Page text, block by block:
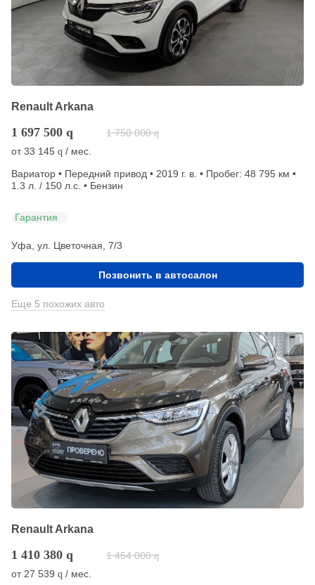
Renault Arkana
1 697 500 q 1 750 000 q
от33 145 q / мес.
Вариатор • Передний привод • 2019 г. в. • Пробег: 48 795 км •
1.3 л. / 150 л.с. • Бензин
Гарантия
Уфа, ул. Цветочная, 7/3
Позвонить в автосалон
Еще 5 похожих авто
Renault Arkana
1 410 380 q 1 454 000 q
от 27 539 q / мес.